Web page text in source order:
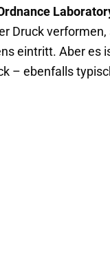
Druck verformen,
eintritt. Aber es
– ebenfalls